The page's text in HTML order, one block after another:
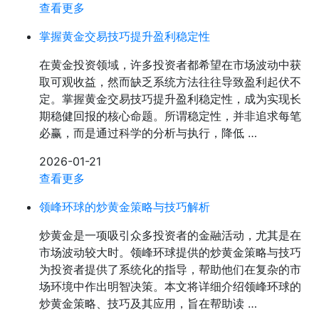
查看更多
掌握黄金交易技巧提升盈利稳定性
在黄金投资领域，许多投资者都希望在市场波动中获
取可观收益，然而缺乏系统方法往往导致盈利起伏不
定。掌握黄金交易技巧提升盈利稳定性，成为实现长
期稳健回报的核心命题。所谓稳定性，并非追求每笔
必赢，而是通过科学的分析与执行，降低 …
2026-01-21
查看更多
领峰环球的炒黄金策略与技巧解析
炒黄金是一项吸引众多投资者的金融活动，尤其是在
市场波动较大时。领峰环球提供的炒黄金策略与技巧
为投资者提供了系统化的指导，帮助他们在复杂的市
场环境中作出明智决策。本文将详细介绍领峰环球的
炒黄金策略、技巧及其应用，旨在帮助读 …